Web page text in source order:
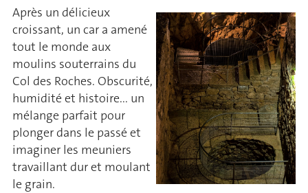
Après un délicieux
croissant, un car a amené
tout le monde aux
moulins souterrains du
Col des Roches. Obscurité,
humidité et histoire... un
mélange parfait pour
plonger dans le passé et
imaginer les meuniers
travaillant dur et moulant
le grain.